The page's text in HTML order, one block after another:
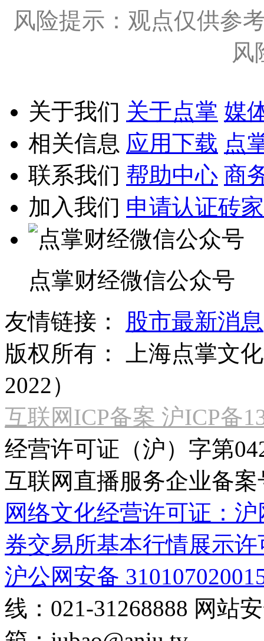
风险提示：观点仅供参
风
关于我们 关于点掌 媒
相关信息 应用下载 点
联系我们 帮助中心 商
加入我们 申请认证砖家
点掌财经微信公众号
友情链接：
股市最新消息
版权所有：
上海点掌文
2022）
互联网ICP备案 沪ICP备
经营许可证（沪）字第
互联网直播服务企业备案
网络文化经营许可证：
券交易所基本行情展示许
沪公网安备
线：021-31268888 网站